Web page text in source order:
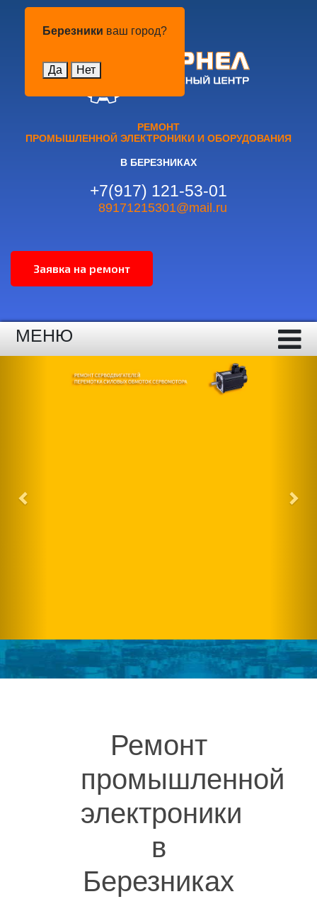
Березники ваш город?
Да Нет
РЕМОНТ
ПРОМЫШЛЕННОЙ ЭЛЕКТРОНИКИ И ОБОРУДОВАНИЯ
В БЕРЕЗНИКАХ
+7(917) 121-53-01
89171215301@mail.ru
МЕНЮ
Ремонт
промышленной
электроники
в
Березниках